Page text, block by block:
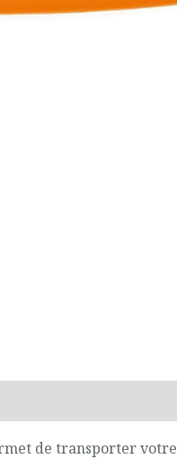
de transporter